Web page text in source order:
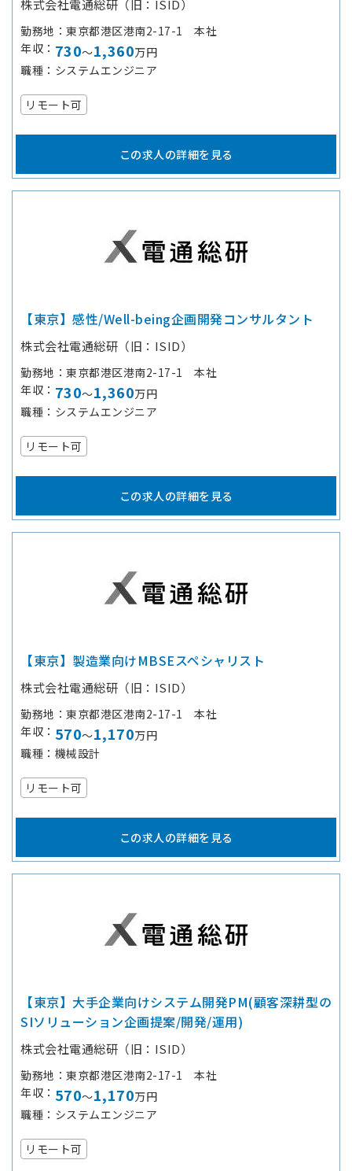
株式会社電通総研（旧：ISID）
勤務地
東京都港区港南2-17-1 本社
年収
730～1,360万円
職種
システムエンジニア
リモート可
この求人の詳細を見る
【東京】感性/Well-being企画開発コンサルタント
株式会社電通総研（旧：ISID）
勤務地
東京都港区港南2-17-1 本社
年収
730～1,360万円
職種
システムエンジニア
リモート可
この求人の詳細を見る
【東京】製造業向けMBSEスペシャリスト
株式会社電通総研（旧：ISID）
勤務地
東京都港区港南2-17-1 本社
年収
570～1,170万円
職種
機械設計
リモート可
この求人の詳細を見る
【東京】大手企業向けシステム開発PM(顧客深耕型の
SIソリューション企画提案/開発/運用)
株式会社電通総研（旧：ISID）
勤務地
東京都港区港南2-17-1 本社
年収
570～1,170万円
職種
システムエンジニア
リモート可